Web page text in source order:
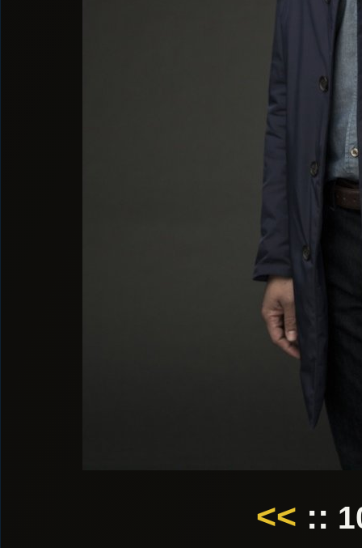
<< ::